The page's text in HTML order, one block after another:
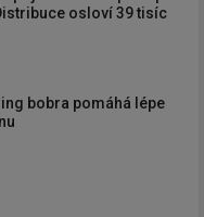
osloví 39 tisíc
bobra pomáhá lépe